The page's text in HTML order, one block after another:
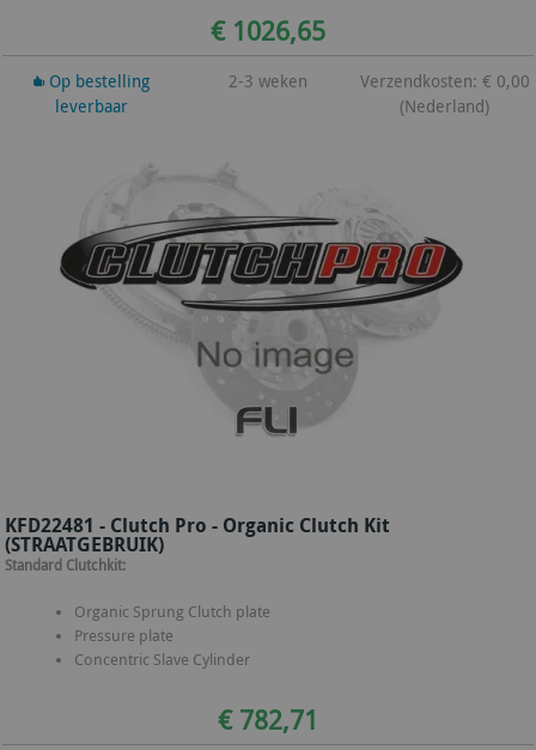
€ 1026,65
Op bestelling
leverbaar
2-3 weken
Verzendkosten: € 0,00
(Nederland)
KFD22481 - Clutch Pro - Organic Clutch Kit
(STRAATGEBRUIK)
Standard Clutchkit:
Organic Sprung Clutch plate
Pressure plate
Concentric Slave Cylinder
€ 782,71